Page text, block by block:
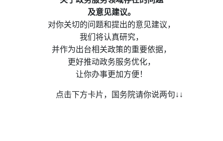
及意见建议。
对你关切的问题和提出的意见建议，
我们将认真研究，
并作为出台相关政策的重要依据，
更好推动政务服务优化，
让你办事更加方便！
点击下方卡片，国务院请你说两句↓↓